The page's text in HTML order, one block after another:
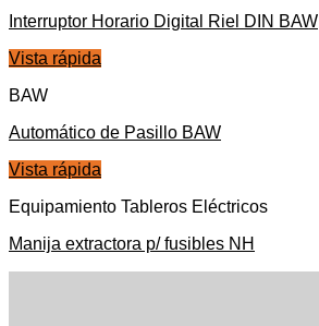
Interruptor Horario Digital Riel DIN BAW
Vista rápida
BAW
Automático de Pasillo BAW
Vista rápida
Equipamiento Tableros Eléctricos
Manija extractora p/ fusibles NH